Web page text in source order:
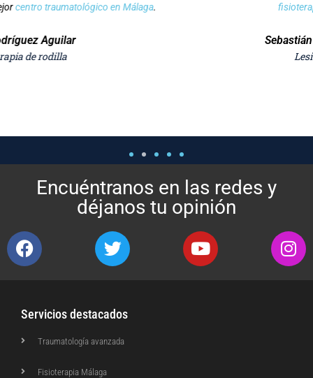
fisioterapeuta en Málaga
Encuéntranos en las redes y
déjanos tu opinión
Servicios destacados
Traumatología avanzada
Fisioterapia Málaga